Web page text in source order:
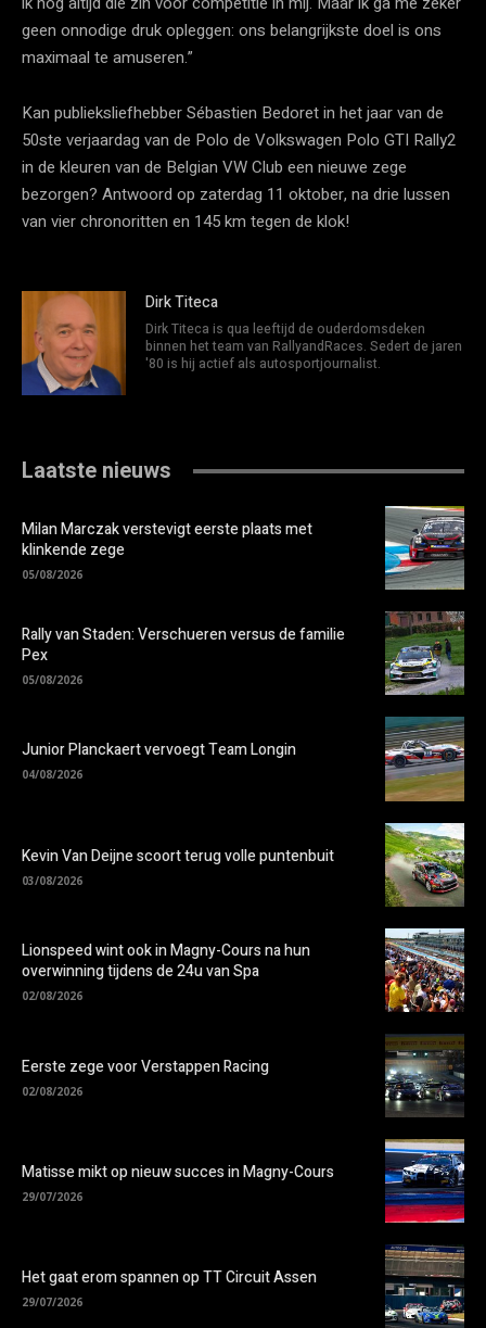
geen onnodige druk opleggen: ons belangrijkste doel is ons
maximaal te amuseren.”
Kan publieksliefhebber Sébastien Bedoret in het jaar van de
50ste verjaardag van de Polo de Volkswagen Polo GTI Rally2
in de kleuren van de Belgian VW Club een nieuwe zege
bezorgen? Antwoord op zaterdag 11 oktober, na drie lussen
van vier chronoritten en 145 km tegen de klok!
Dirk Titeca
Dirk Titeca is qua leeftijd de ouderdomsdeken
binnen het team van RallyandRaces. Sedert de jaren
'80 is hij actief als autosportjournalist.
Laatste nieuws
Milan Marczak verstevigt eerste plaats met
klinkende zege
05/08/2026
Rally van Staden: Verschueren versus de familie
Pex
05/08/2026
Junior Planckaert vervoegt Team Longin
04/08/2026
Kevin Van Deijne scoort terug volle puntenbuit
03/08/2026
Lionspeed wint ook in Magny-Cours na hun
overwinning tijdens de 24u van Spa
02/08/2026
Eerste zege voor Verstappen Racing
02/08/2026
Matisse mikt op nieuw succes in Magny-Cours
29/07/2026
Het gaat erom spannen op TT Circuit Assen
29/07/2026